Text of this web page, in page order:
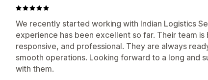
We recently started working with Indian Logistics
experience has been excellent so far. Their team
responsive, and professional. They are always
smooth operations. Looking forward to a long and
with them.